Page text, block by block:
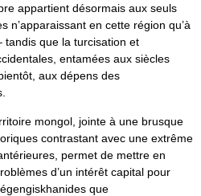
appartient désormais aux seuls
n’apparaissant en cette région qu’à
tandis que la turcisation et
entamées aux siècles
aux dépens des
mongol, jointe à une brusque
contrastant avec une extrême
permet de mettre en
d’un intérêt capital pour
que